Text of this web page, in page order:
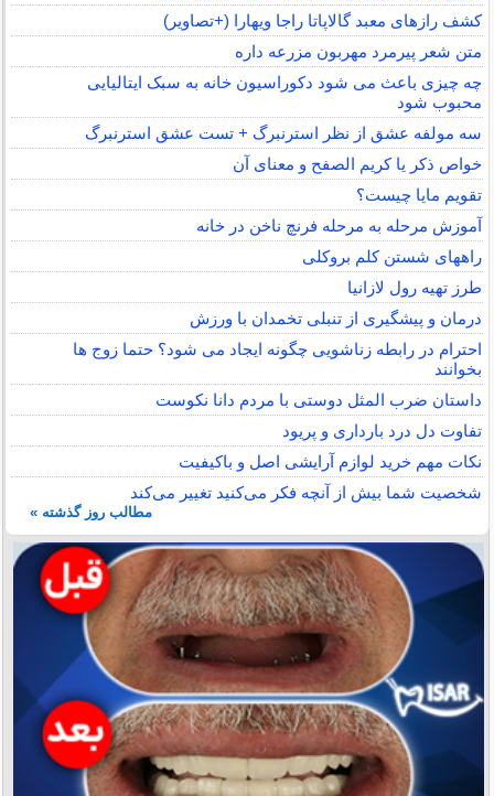
کشف رازهای معبد گالاپاتا راجا ویهارا (+تصاویر)
متن شعر پیرمرد مهربون مزرعه داره
چه چیزی باعث می شود دکوراسیون خانه به سبک ایتالیایی
محبوب شود
سه مولفه عشق از نظر استرنبرگ + تست عشق استرنبرگ
خواص ذکر یا کریم الصفح و معنای آن
تقویم مایا چیست؟
آموزش مرحله به مرحله فرنچ ناخن در خانه
راههای شستن کلم بروکلی
طرز تهیه رول لازانیا
درمان و پیشگیری از تنبلی تخمدان با ورزش
احترام در رابطه زناشویی چگونه ایجاد می شود؟ حتما زوج ها
بخوانند
داستان ضرب المثل دوستی با مردم دانا نكوست
تفاوت دل درد بارداری و پریود
نکات مهم خرید لوازم آرایشی اصل و باکیفیت
شخصیت شما بیش از آنچه فکر می‌کنید تغییر می‌کند
مطالب روز گذشته »